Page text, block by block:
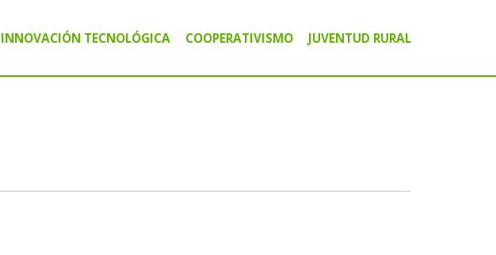
INNOVACIÓN TECNOLÓGICA
CENTRO TECNOLÓGICO COMUNITARIO
COOPERATIVISMO JUVENTUD RURAL